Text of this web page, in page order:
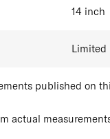
14 inch
Limited
published on
actual